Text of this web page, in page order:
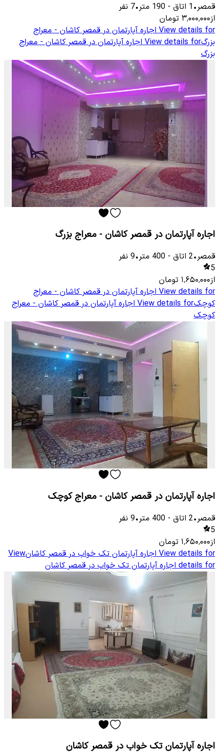
قمصر•
1 اتاق -
190 متر•
7 نفر
از۳٬۰۰۰٬۰۰۰ تومان
View details for اجاره آپارتمان در قمصر کاشان - معراج
بزرگView details for اجاره آپارتمان در قمصر کاشان - معراج
بزرگ
اجاره آپارتمان در قمصر کاشان - معراج بزرگ
قمصر•
2 اتاق -
400 متر•
9 نفر
5
از۱٬۶۵۰٬۰۰۰ تومان
View details for اجاره آپارتمان در قمصر کاشان - معراج
کوچکView details for اجاره آپارتمان در قمصر کاشان - معراج
کوچک
اجاره آپارتمان در قمصر کاشان - معراج کوچک
قمصر•
2 اتاق -
400 متر•
9 نفر
5
از۱٬۶۵۰٬۰۰۰ تومان
View details for اجاره آپارتمان تک خواب در قمصر کاشانView
details for اجاره آپارتمان تک خواب در قمصر کاشان
اجاره آپارتمان تک خواب در قمصر کاشان